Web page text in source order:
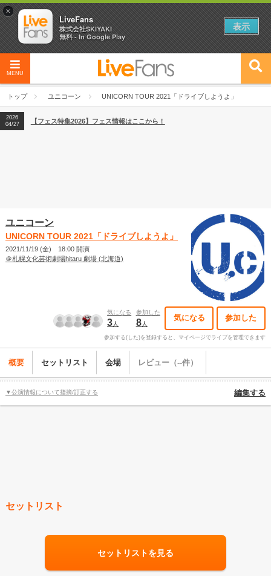
MENU
トップ ユニコーン UNICORN TOUR 2021「ドライブしようよ」
2026
04/27
2026
【ライブ動員ランキング】2026年上半期編発表！
2026
04/27
【フェス特集2026】フェス情報はここから！
ユニコーン
UNICORN TOUR 2021「ドライブしようよ」
2021/11/19 (金) 18:00 開演
＠札幌文化芸術劇場hitaru 劇場 (北海道)
気になる
3人
参加した
8人
気になる 参加した
参加する(した)を登録すると、マイページでライブを管理できます
概要 セットリスト 会場 レビュー（--件）
▼公演情報について指摘/訂正する 編集する
セットリスト
セットリストを見る
×
LiveFans
株式会社SKIYAKI
無料 - In Google Play
表示